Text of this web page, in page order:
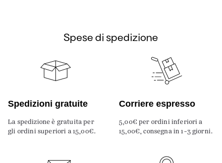
Spese di spedizione
Spedizioni gratuite
La spedizione è gratuita per
gli ordini superiori a 15,00€.
Corriere espresso
5,00€ per ordini inferiori a
15,00€, consegna in 1-3 giorni.